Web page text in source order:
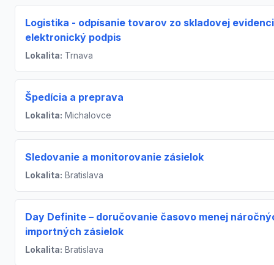
Logistika - odpísanie tovarov zo skladovej
elektronický podpis
Lokalita: Trnava
Špedícia a preprava
Lokalita: Michalovce
Sledovanie a monitorovanie zásielok
Lokalita: Bratislava
Day Definite – doručovanie časovo menej
importných zásielok
Lokalita: Bratislava